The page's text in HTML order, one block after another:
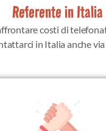
Referente in Italia
costi di
in Italia anche